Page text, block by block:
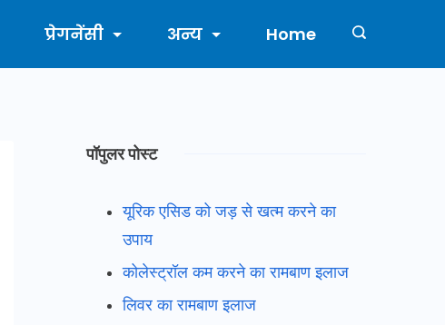
प्रेगनेंसी अन्य Home
पॉपुलर पोस्ट
यूरिक एसिड को जड़ से खत्म करने का
उपाय
कोलेस्ट्रॉल कम करने का रामबाण इलाज
लिवर का रामबाण इलाज